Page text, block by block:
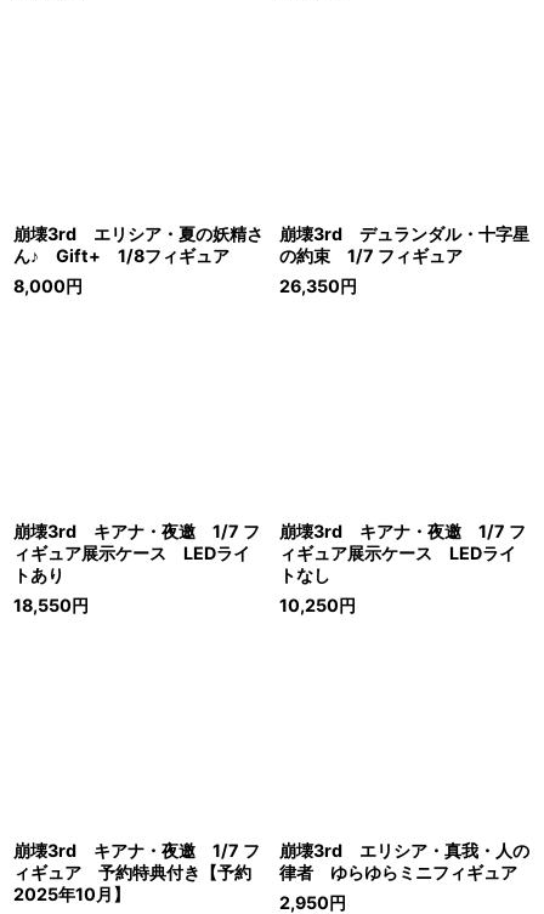
崩壊3rd エリシア・夏の妖精さ
ん♪ Gift+ 1/8フィギュア
8,000円
崩壊3rd デュランダル・十字星
の約束 1/7 フィギュア
26,350円
崩壊3rd キアナ・夜邀 1/7 フ
ィギュア展示ケース LEDライ
トあり
18,550円
崩壊3rd キアナ・夜邀 1/7 フ
ィギュア展示ケース LEDライ
トなし
10,250円
崩壊3rd キアナ・夜邀 1/7 フ
ィギュア 予約特典付き【予約
2025年10月】
崩壊3rd エリシア・真我・人の
律者 ゆらゆらミニフィギュア
2,950円